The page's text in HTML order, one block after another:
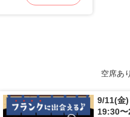
空席あり
9/11(金)
19:30